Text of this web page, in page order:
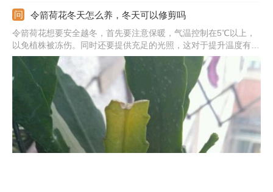
令箭荷花冬天怎么养，冬天可以修剪吗
令箭荷花想要安全越冬，首先要注意保暖，气温控制在5℃以上，
以免植株被冻伤。同时还要提供充足的光照，这对于提升温度有一
定帮助。同时还要减少浇水，尤其不能用冷水浇灌。入冬前要施一
次肥，之后就要停肥。另外，此时不宜进行修剪，不然会影响第二
年的生长。